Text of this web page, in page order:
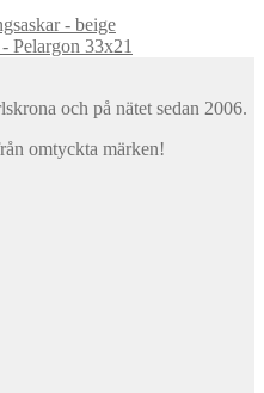
- beige
Pelargon 33x21
och på nätet sedan 2006.
omtyckta märken!